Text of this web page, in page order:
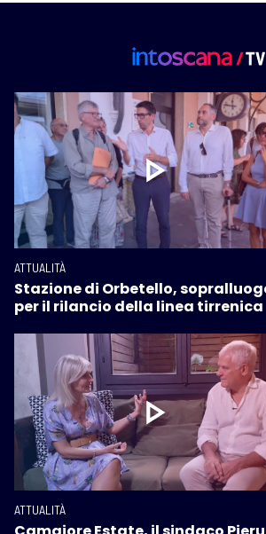
ATTUALITÀ
Stazione di Orbetello,
per il rilancio della linea tirrenica
ATTUALITÀ